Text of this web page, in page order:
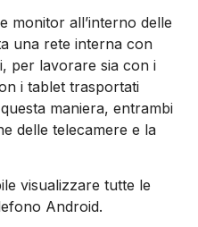
monitor all’interno delle
una rete interna con
per lavorare sia con i
i tablet trasportati
maniera, entrambi
delle telecamere e la
visualizzare tutte le
Android.